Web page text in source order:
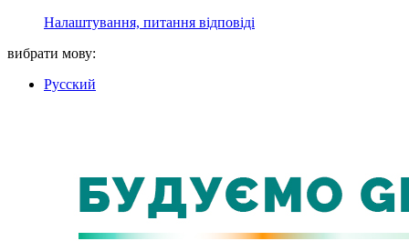
Налаштування, питання відповіді
вибрати мову:
Русский